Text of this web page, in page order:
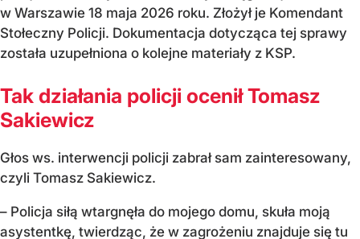
w Warszawie 18 maja 2026 roku. Złożył je Komendant
Stołeczny Policji. Dokumentacja dotycząca tej sprawy
została uzupełniona o kolejne materiały z KSP.
Tak działania policji ocenił Tomasz
Sakiewicz
Głos ws. interwencji policji zabrał sam zainteresowany,
czyli Tomasz Sakiewicz.
– Policja siłą wtargnęła do mojego domu, skuła moją
asystentkę, twierdząc, że w zagrożeniu znajduje się tu